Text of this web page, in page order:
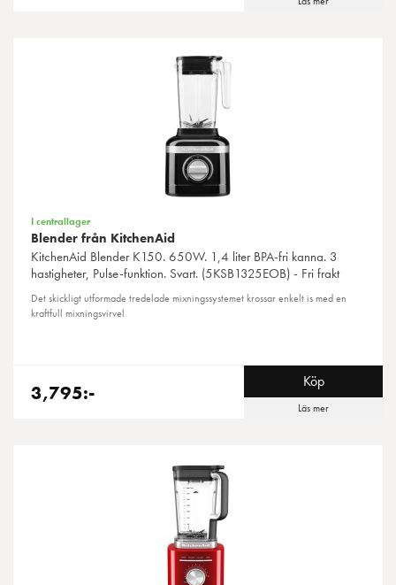
I centrallager
Blender från KitchenAid
KitchenAid Blender K150. 650W. 1,4 liter BPA-fri kanna. 3
hastigheter, Pulse-funktion. Svart. (5KSB1325EOB) - Fri frakt
Det skickligt utformade tredelade mixningssystemet krossar enkelt is med en
kraftfull mixningsvirvel
3,795:- Köp
Läs mer